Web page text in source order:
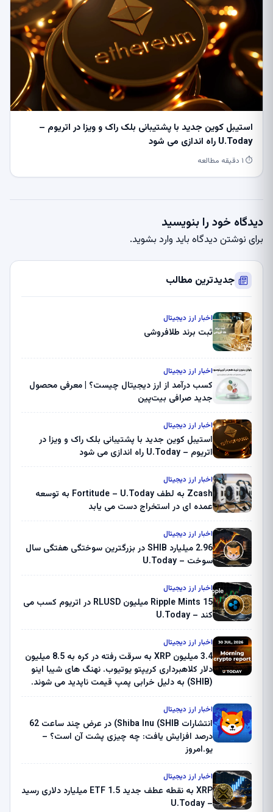
استیبل کوین جدید با پشتیبانی بلک راک و ویزا در اتریوم –
U.Today راه اندازی می شود
⏱ ۱ دقیقه مطالعه
دیدگاه خود را بنویسید
برای نوشتن دیدگاه باید وارد بشوید.
جدیدترین مطالب
اخبار ارز دیجیتال
ثبت برند طلافروشی
اخبار ارز دیجیتال
کسب درآمد از ارز دیجیتال چیست؟ | معرفی محصول
جدید صرافی بیت‌پین
اخبار ارز دیجیتال
استیبل کوین جدید با پشتیبانی بلک راک و ویزا در
اتریوم – U.Today راه اندازی می شود
اخبار ارز دیجیتال
Zcash به لطف Fortitude – U.Today به توسعه
عمده ای در استخراج دست می یابد
اخبار ارز دیجیتال
2.96 میلیارد SHIB در بزرگترین سوختگی هفتگی سال
سوخت – U.Today
اخبار ارز دیجیتال
Ripple Mints 15 میلیون RLUSD در اتریوم کسب می
کند – U.Today
اخبار ارز دیجیتال
3.4 میلیون XRP به سرقت رفته در کره به 8.5 میلیون
دلار کلاهبرداری کریپتو یوتیوب. نهنگ های شیبا اینو
(SHIB) به دلیل خرابی پمپ قیمت ناپدید می شوند.
ثبت کرد – گزارش کریپتو صبح – U.Today
اخبار ارز دیجیتال
انتشارات Shiba Inu (SHIB) در عرض چند ساعت 62
درصد افزایش یافت: چه چیزی پشت آن است؟ –
یو.امروز
اخبار ارز دیجیتال
XRP به نقطه عطف جدید ETF 1.5 میلیارد دلاری رسید
– U.Today